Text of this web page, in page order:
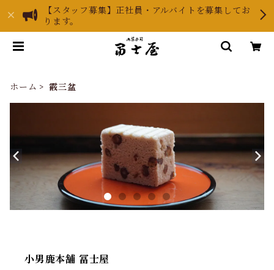
【スタッフ募集】正社員・アルバイトを募集してお
ります。
ホーム 霰三盆
小男鹿本舗 冨士屋